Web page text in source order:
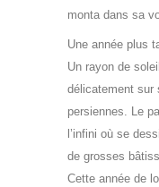
monta dans sa
Une année plus
Un rayon de
délicatement sur
persiennes. Le
l’infini où se
de grosses
Cette année de